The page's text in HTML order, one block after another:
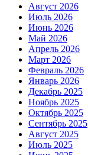
Август 2026
Июль 2026
Июнь 2026
Май 2026
Апрель 2026
Март 2026
Февраль 2026
Январь 2026
Декабрь 2025
Ноябрь 2025
Октябрь 2025
Сентябрь 2025
Август 2025
Июль 2025